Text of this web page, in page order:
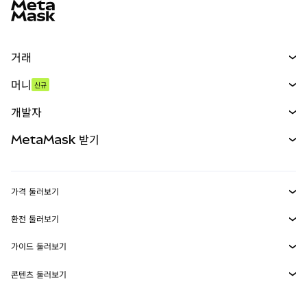
거래
무기한 선물
실물자산
머니 신규
개발자
MetaMask Connect
Snaps
웹3 서비스
MetaMask 받기
보안
고객 지원
가격 둘러보기
이더리움 가격
솔라나 가격
환전 둘러보기
ETH를 USD로 환전
USDT를 INR로 환전
가이드 둘러보기
ETH 매수
콘텐츠 둘러보기